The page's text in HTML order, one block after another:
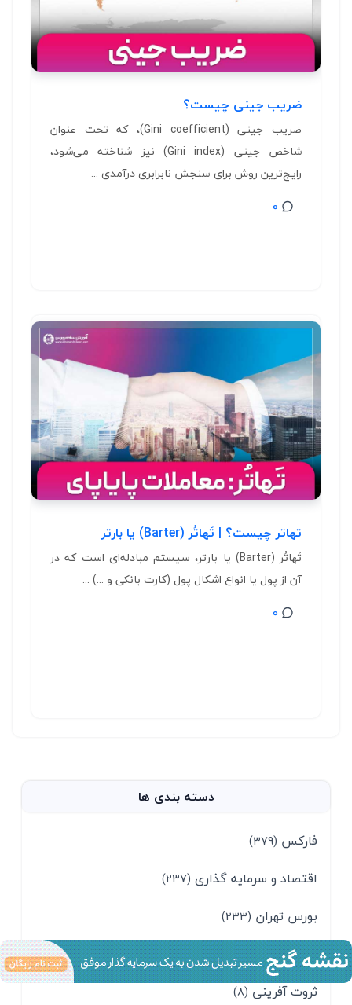
ضریب جینی چیست؟
ضریب جینی (Gini coefficient)، که تحت عنوان
شاخص جینی (Gini index) نیز شناخته می‌شود،
رایج‌ترین روش برای سنجش نابرابری درآمدی ...
0
تهاتر چیست؟ | تَهاتُر (Barter) یا بارتر
تَهاتُر (Barter) یا بارتر، سیستم مبادله‌ای است که در
آن از پول یا انواع اشکال پول (کارت بانکی و ...) ...
0
دسته بندی ها
فارکس (379)
اقتصاد و سرمایه گذاری (237)
بورس تهران (233)
ارز دیجیتال(10)
ثروت آفرینی (8)